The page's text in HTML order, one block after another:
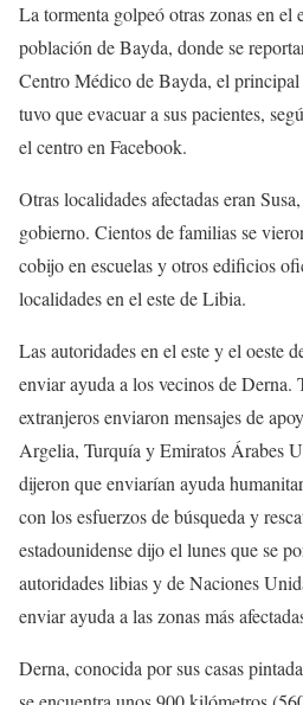
La tormenta golpeó otras zonas en
población de Bayda, donde se
Centro Médico de Bayda, el
tuvo que evacuar a sus pacientes,
el centro en Facebook.
Otras localidades afectadas eran
gobierno. Cientos de familias se
cobijo en escuelas y otros edificios
localidades en el este de Libia.
Las autoridades en el este y el oeste
enviar ayuda a los vecinos de Derna.
extranjeros enviaron mensajes de
Argelia, Turquía y Emiratos Árabes
dijeron que enviarían ayuda
con los esfuerzos de búsqueda y
estadounidense dijo el lunes que se
autoridades libias y de Naciones
enviar ayuda a las zonas más
Derna, conocida por sus casas